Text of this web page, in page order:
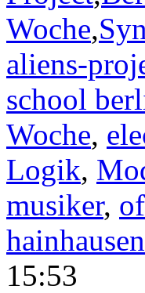
Woche,
aliens-
school
Woche,
Logik,
musiker,
hainhausen
15:53